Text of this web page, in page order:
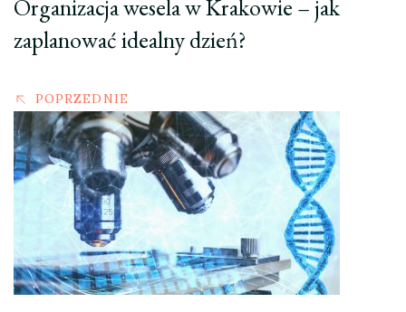
Organizacja wesela w Krakowie – jak
zaplanować idealny dzień?
POPRZEDNIE